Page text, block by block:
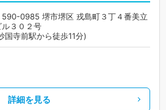
590-0985 堺市堺区 戎島町３丁４番美立
ル３０２号
国寺前駅から徒歩11分)
詳細を見る